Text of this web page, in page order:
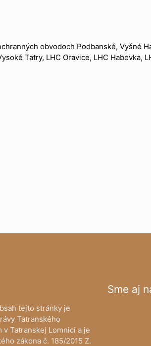
obvodoch Podbanské, Vyšné
Tatry, LHC Oravice, LHC Habovka,
tejto stránky je
Tatranského
Tatranskej Lomnici a je
zákona č. 185/2015 Z.
Sme aj